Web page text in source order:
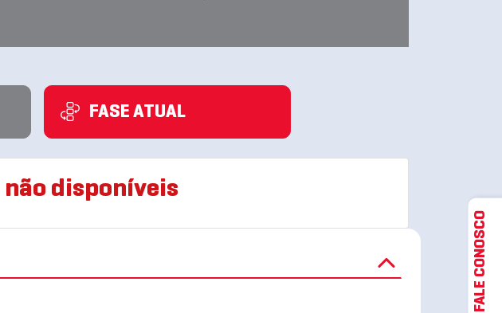
FASE ATUAL
não disponíveis
FALE CONOSCO